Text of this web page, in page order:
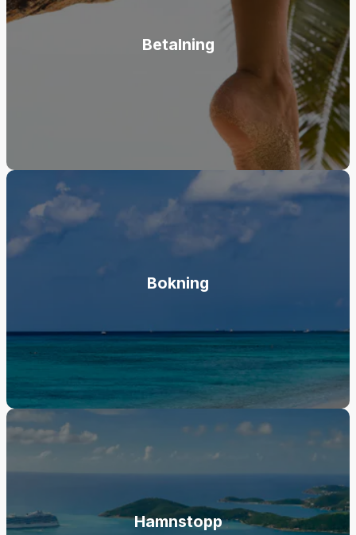
Betalning
Bokning
Hamnstopp